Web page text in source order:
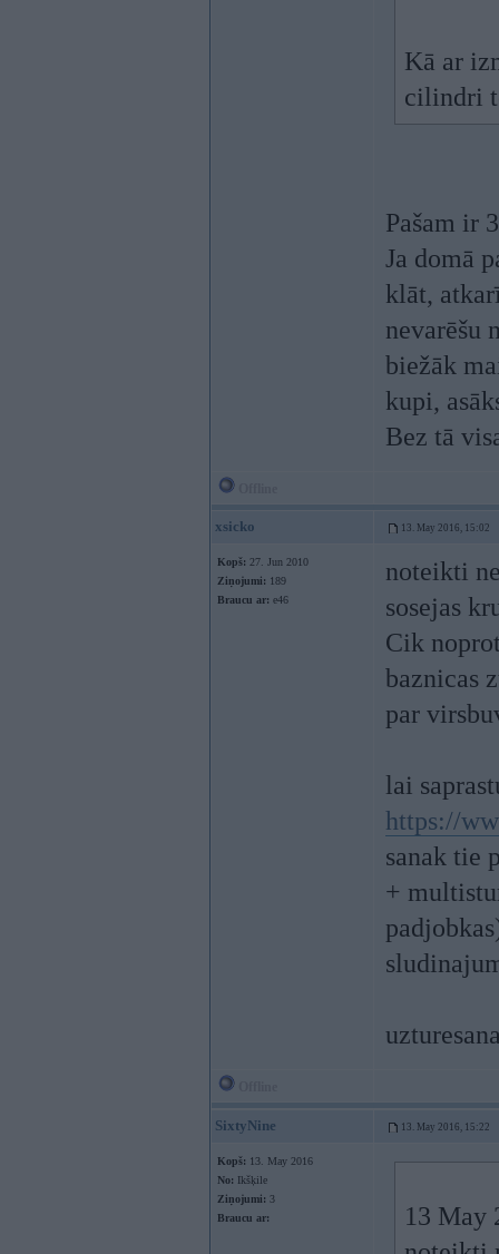
Kā ar
cilindri
Pašam ir
Ja domā
klāt,
nevarēšu
biežāk
kupi,
Bez tā
xsicko 13. May 2016, 15:02
Kopš: 27. Jun 2010
Ziņojumi: 189
Braucu ar: e46
noteikti
sosejas
Cik
baznicas
par
lai
https://
sanak tie
+
SixtyNine 13. May 2016, 15:22
Kopš: 13. May 2016
No: Ikšķile
Ziņojumi: 3
Braucu ar:
13 May